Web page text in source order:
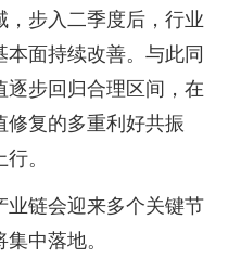
步入二季度后，行业
面持续改善。与此同
逐步回归合理区间，在
修复的多重利好共振
。
业链会迎来多个关键节
中落地。